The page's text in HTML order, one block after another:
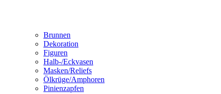
Brunnen
Dekoration
Figuren
Halb-/Eckvasen
Masken/Reliefs
Ölkrüge/Amphoren
Pinienzapfen